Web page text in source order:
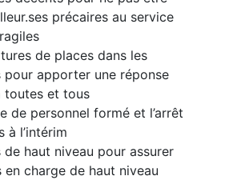
précaires au service
de places dans les
pour apporter une réponse
toutes et tous
de personnel formé et l’arrêt
à l’intérim
haut niveau pour assurer
en charge de haut niveau